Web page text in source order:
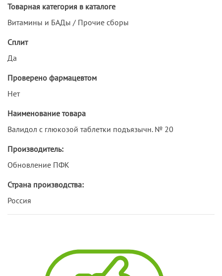
Товарная категория в каталоге
Витамины и БАДы / Прочие сборы
Сплит
Да
Проверено фармацевтом
Нет
Наименование товара
Валидол с глюкозой таблетки подъязычн. № 20
Производитель:
Обновление ПФК
Страна производства:
Россия